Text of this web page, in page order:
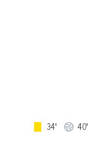
34' 40'